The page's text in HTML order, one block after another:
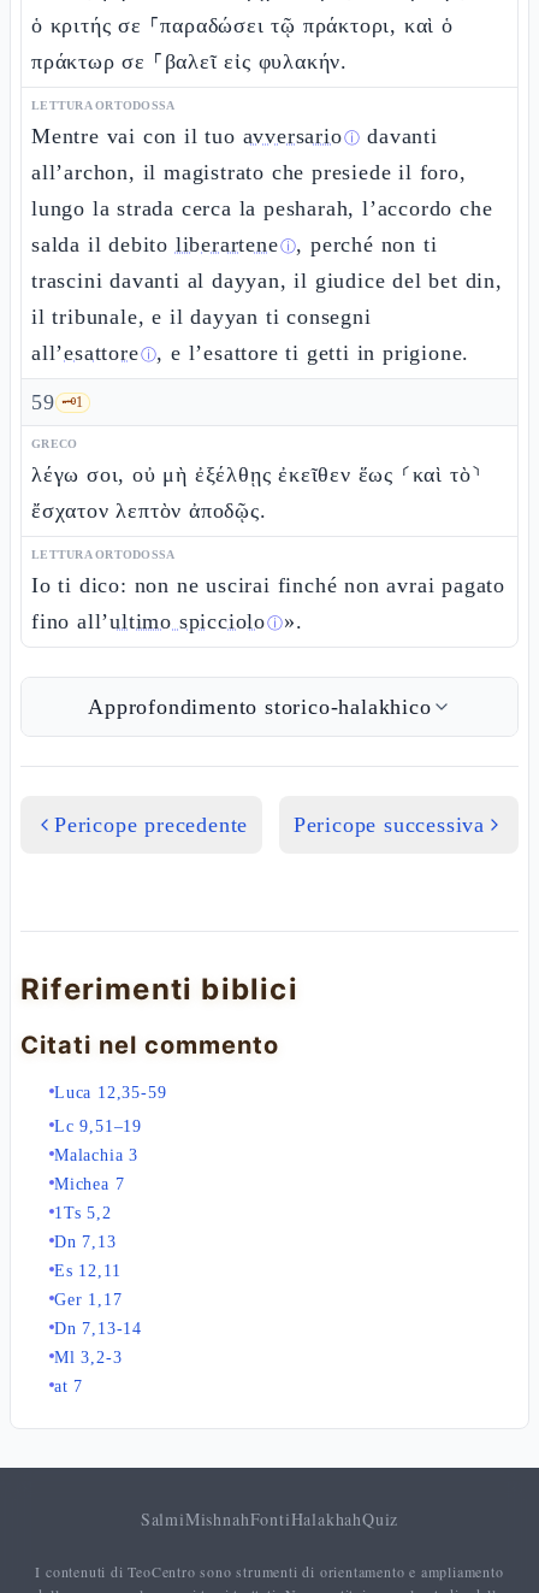
ὁ κριτής σε ⸀παραδώσει τῷ πράκτορι, καὶ ὁ
πράκτωρ σε ⸀βαλεῖ εἰς φυλακήν.
LETTURA ORTODOSSA
Mentre vai con il tuo avversarioⓘ davanti
all’archon, il magistrato che presiede il foro,
lungo la strada cerca la pesharah, l’accordo che
salda il debito liberarteneⓘ, perché non ti
trascini davanti al dayyan, il giudice del bet din,
il tribunale, e il dayyan ti consegni
all’esattoreⓘ, e l’esattore ti getti in prigione.
59 🗝️1
GRECO
λέγω σοι, οὐ μὴ ἐξέλθῃς ἐκεῖθεν ἕως ⸂καὶ τὸ⸃
ἔσχατον λεπτὸν ἀποδῷς.
LETTURA ORTODOSSA
Io ti dico: non ne uscirai finché non avrai pagato
fino all’ultimo spiccioloⓘ».
Approfondimento storico-halakhico
Pericope precedente Pericope successiva
Riferimenti biblici
Citati nel commento
Luca 12,35-59
Lc 9,51–19
Malachia 3
Michea 7
1Ts 5,2
Dn 7,13
Es 12,11
Ger 1,17
Dn 7,13-14
Ml 3,2-3
at 7
SalmiMishnahFontiHalakhahQuiz
I contenuti di TeoCentro sono strumenti di orientamento e ampliamento